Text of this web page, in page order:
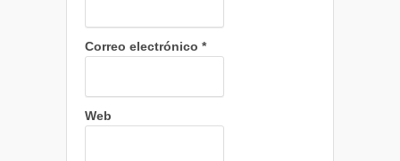
Correo electrónico *
Web